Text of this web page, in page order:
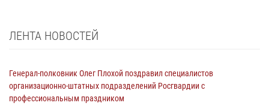
ЛЕНТА НОВОСТЕЙ
Генерал-полковник Олег Плохой поздравил специалистов
организационно-штатных подразделений Росгвардии с
профессиональным праздником